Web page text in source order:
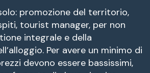
promozione del territorio,
tourist manager, per non
integrale e della
Per avere un minimo di
devono essere bassissimi,